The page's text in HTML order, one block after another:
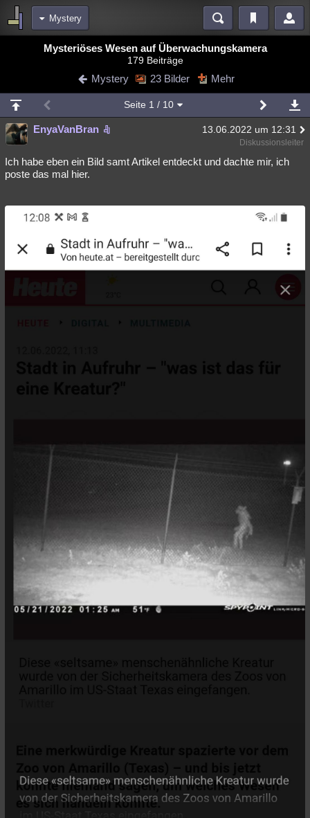
Mystery
Blogs Videos
Chat Wiki Neuigkeiten
meine Rubriken
Menschen Wissenschaft Mystery Kriminalfälle
Spiritualität Verschwörungen Technologie Ufologie
weitere Rubriken
Astronomie Helpdesk Gruppen Gaming Filme
Mysteriöses Wesen auf Überwachungskamera
179 Beiträge
Mystery 23 Bilder Mehr
Seite 1 / 10
EnyaVanBran 13.06.2022 um 12:31
Diskussionsleiter
Ich habe eben ein Bild samt Artikel entdeckt und dachte mir, ich
poste das mal hier.